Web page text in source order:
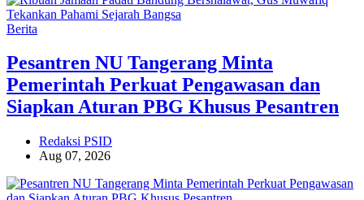
Berita
Pesantren NU Tangerang Minta
Pemerintah Perkuat Pengawasan dan
Siapkan Aturan PBG Khusus Pesantren
Redaksi PSID
Aug 07, 2026